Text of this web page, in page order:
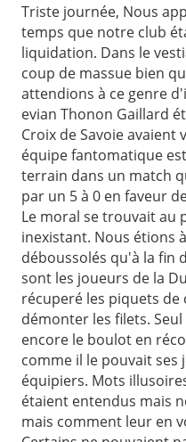
Triste journée, Nous
temps que notre club
liquidation. Dans le
coup de massue bien
attendions à ce genre
evian Thonon Gaillard
Croix de Savoie avaient
équipe fantomatique
terrain dans un match
par un 5 à 0 en faveur
Le moral se trouvait au
inexistant. Nous étions
déboussolés qu'à la fin
sont les joueurs de la
récuperé les piquets de
démonter les filets.
encore le boulot en
comme il le pouvait ses
équipiers. Mots
étaient entendus mais
mais comment leur en